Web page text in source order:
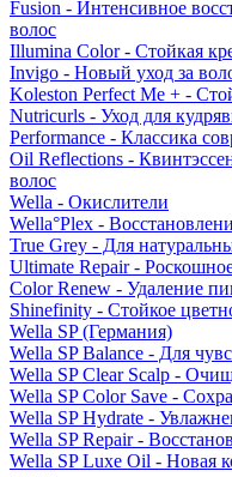
Fusion - Интенсивное
волос
Illumina Color - Стойкая
Invigo - Новый уход за
Koleston Perfect Me + -
Nutricurls - Уход для
Performance - Классика
Oil Reflections -
волос
Wella - Окислители
Wella°Plex -
True Grey - Для
Ultimate Repair -
Color Renew - Удаление
Shinefinity - Стойкое
Wella SP (Германия)
Wella SP Balance - Для
Wella SP Clear Scalp -
Wella SP Color Save -
Wella SP Hydrate -
Wella SP Repair -
Wella SP Luxe Oil - Новая